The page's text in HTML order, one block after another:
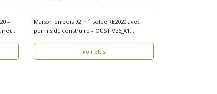
–
Maison en bois 92 m² isolée RE2020 avec
permis de construire – OUST V26_A1
Voir plus